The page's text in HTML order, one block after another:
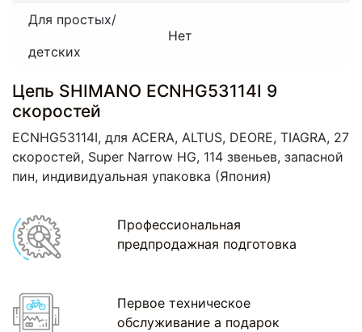
Для простых/
детских
Нет
Цепь SHIMANO ECNHG53114I 9
скоростей
ECNHG53114I, для ACERA, ALTUS, DEORE, TIAGRA, 27
скоростей, Super Narrow HG, 114 звеньев, запасной
пин, индивидуальная упаковка (Япония)
Профессиональная
предпродажная подготовка
Первое техническое
обслуживание а подарок